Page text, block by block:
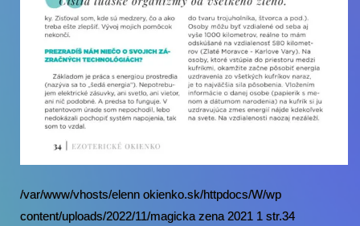
/var/www/vhosts/elenn okienko.sk/httpdocs/W/wp
content/uploads/2022/11/magicka zena 2021 1 str.34